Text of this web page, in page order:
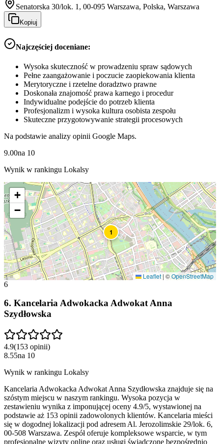
Senatorska 30/lok. 1, 00-095 Warszawa, Polska, Warszawa
Kopiuj
Najczęściej doceniane:
Wysoka skuteczność w prowadzeniu spraw sądowych
Pełne zaangażowanie i poczucie zaopiekowania klienta
Merytoryczne i rzetelne doradztwo prawne
Doskonała znajomość prawa karnego i procedur
Indywidualne podejście do potrzeb klienta
Profesjonalizm i wysoka kultura osobista zespołu
Skuteczne przygotowywanie strategii procesowych
Na podstawie analizy opinii Google Maps.
9.00na 10
Wynik w rankingu Lokalsy
1
+
−
Leaflet | ©OpenStreetMap
6
6. Kancelaria Adwokacka Adwokat Anna
Szydłowska
4.9(153 opinii)
8.55na 10
Wynik w rankingu Lokalsy
Kancelaria Adwokacka Adwokat Anna Szydłowska znajduje się na
szóstym miejscu w naszym rankingu. Wysoka pozycja w
zestawieniu wynika z imponującej oceny 4.9/5, wystawionej na
podstawie aż 153 opinii zadowolonych klientów. Kancelaria mieści
się w dogodnej lokalizacji pod adresem Al. Jerozolimskie 29/lok. 6,
00-508 Warszawa. Zespół oferuje kompleksowe wsparcie, w tym
profesjonalne wizyty online oraz usługi świadczone bezpośrednio